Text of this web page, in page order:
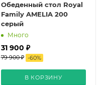
Обеденный стол Royal
Family AMELIA 200
серый
Много
31 900 ₽
79 900 ₽ -60%
В КОРЗИНУ